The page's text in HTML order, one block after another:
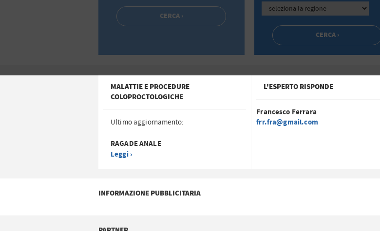
MALATTIE E PROCEDURE
COLOPROCTOLOGICHE
Ultimo aggiornamento:
RAGADE ANALE
Leggi ›
L'ESPERTO RISPONDE
Francesco Ferrara
frr.fra@gmail.com
INFORMAZIONE PUBBLICITARIA